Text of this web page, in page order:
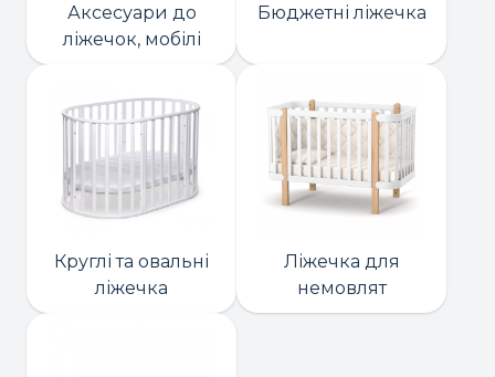
Аксесуари до
ліжечок, мобілі
Бюджетні ліжечка
Круглі та овальні
ліжечка
Ліжечка для
немовлят